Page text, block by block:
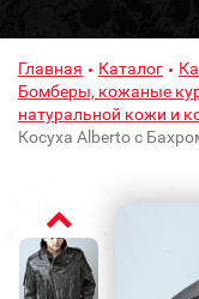
Главная Каталог
Бомберы, кожаные
натуральной кожи и
Косуха Alberto с